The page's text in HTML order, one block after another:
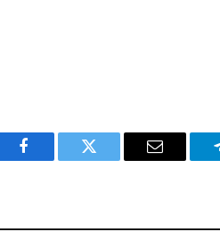
Facebook Twitter Email